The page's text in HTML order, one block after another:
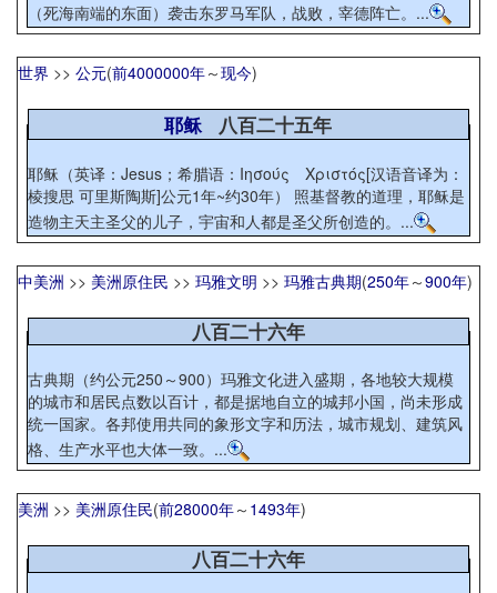
（死海南端的东面）袭击东罗马军队，战败，宰德阵亡。...
世界 >> 公元(前4000000年～现今)
耶稣八百二十五年
耶稣（英译：Jesus；希腊语：Ιησούς Χριστός[汉语音译为：
棱搜思 可里斯陶斯]公元1年~约30年） 照基督教的道理，耶稣是
造物主天主圣父的儿子，宇宙和人都是圣父所创造的。...
中美洲 >> 美洲原住民 >> 玛雅文明 >> 玛雅古典期(250年～900年)
八百二十六年
古典期（约公元250～900）玛雅文化进入盛期，各地较大规模
的城市和居民点数以百计，都是据地自立的城邦小国，尚未形成
统一国家。各邦使用共同的象形文字和历法，城市规划、建筑风
格、生产水平也大体一致。...
美洲 >> 美洲原住民(前28000年～ 1493年)
八百二十六年